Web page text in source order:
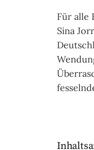
Für alle
Sina